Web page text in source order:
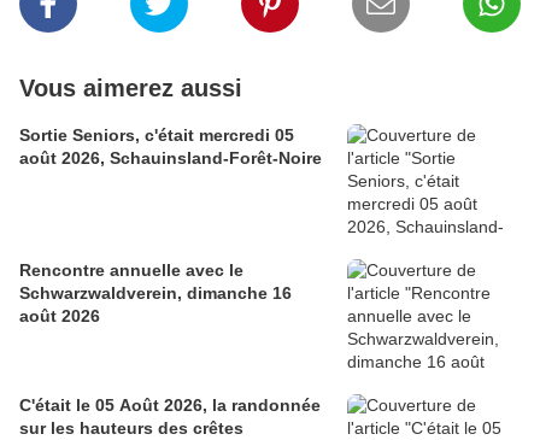
Vous aimerez aussi
Sortie Seniors, c'était mercredi 05
août 2026, Schauinsland-Forêt-Noire
Rencontre annuelle avec le
Schwarzwaldverein, dimanche 16
août 2026
C'était le 05 Août 2026, la randonnée
sur les hauteurs des crêtes